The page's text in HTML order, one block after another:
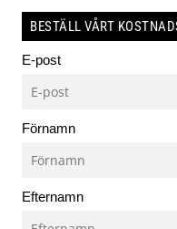
BESTÄLL VÅRT
E-post
Förnamn
Efternamn